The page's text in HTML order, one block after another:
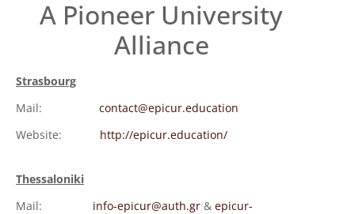
A Pioneer University
Alliance
Strasbourg
Mail: contact@epicur.education
Website: http://epicur.education/
Thessaloniki
Mail: info-epicur@auth.gr & epicur-